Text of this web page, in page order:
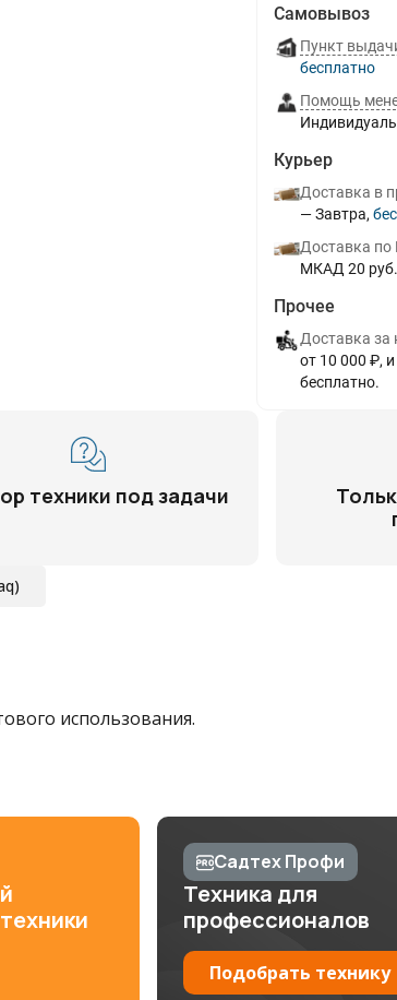
Самовывоз
Пункт
Бесплатно
Помощь
Курьер
Доставка в
Завтра
Доставка по
МКАД 20
Прочее
Доставка за
от 10 000 ₽,
бесплатно.
техники под задачи
использования.
Садтех Профи
Техника для
профессионалов
Подобрать технику